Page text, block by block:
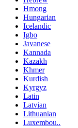
Hmong
Hungarian
Icelandic
Igbo
Javanese
Kannada
Kazakh
Khmer
Kurdish
Kyrgyz
Latin
Latvian
Lithuanian
Luxembou..